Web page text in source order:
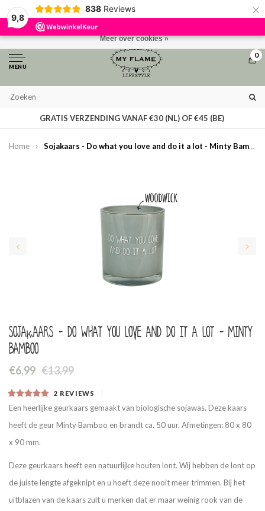
9,8
838 Reviews ×
MENU
0
GRATIS VERZENDING VANAF €30 (NL) OF €45 (BE)
Home Sojakaars - Do what you love and do it a lot - Minty Bamboo
Sojakaars - Do what you love and do it a lot - Minty
Bamboo
€6,99 €13,99
2 REVIEWS
Een heerlijke geurkaars gemaakt van biologische sojawas. Deze kaars
heeft de geur Minty Bamboo en brandt ca. 50 uur. Afmetingen: 80 x 80
x 90 mm.
Deze geurkaars heeft een natuurlijke houten lont. Wij hebben de lont op
de juiste lengte afgeknipt en u hoeft deze nooit meer trimmen. Bij het
uitblazen van de kaars zult u merken dat er maar weinig rook van de
Door het gebruiken van onze website, ga je akkoord met het gebruik van
cookies om onze website te verbeteren.
Meer over cookies »